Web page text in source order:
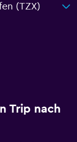
(TZX)
Trip nach